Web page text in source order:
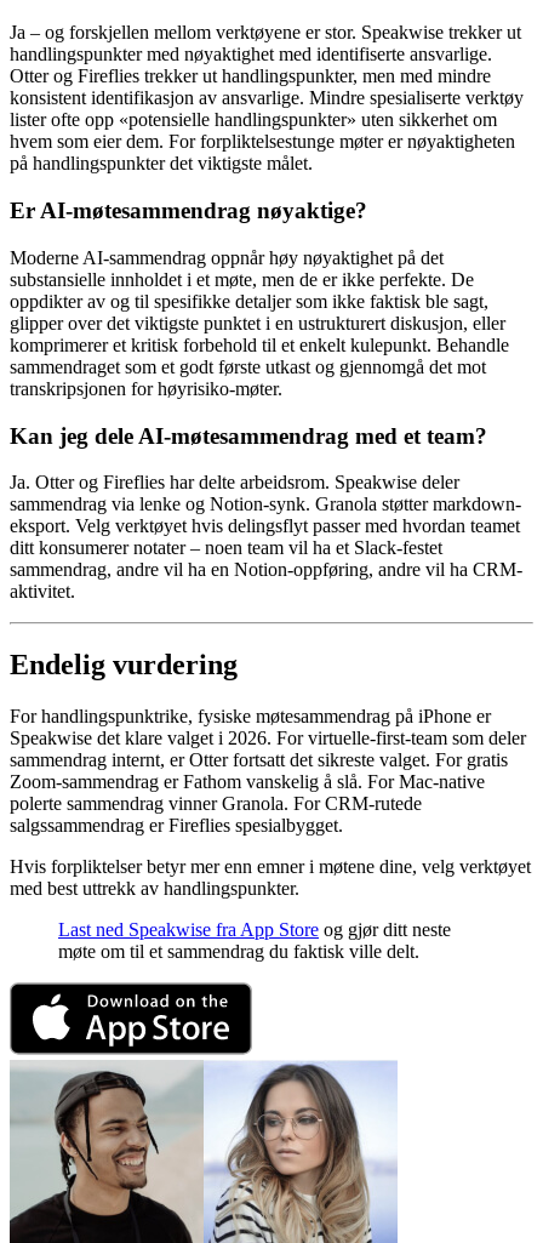
Ja – og forskjellen mellom verktøyene er stor. Speakwise trekker ut
handlingspunkter med nøyaktighet med identifiserte ansvarlige.
Otter og Fireflies trekker ut handlingspunkter, men med mindre
konsistent identifikasjon av ansvarlige. Mindre spesialiserte verktøy
lister ofte opp «potensielle handlingspunkter» uten sikkerhet om
hvem som eier dem. For forpliktelsestunge møter er nøyaktigheten
på handlingspunkter det viktigste målet.
Er AI-møtesammendrag nøyaktige?
Moderne AI-sammendrag oppnår høy nøyaktighet på det
substansielle innholdet i et møte, men de er ikke perfekte. De
oppdikter av og til spesifikke detaljer som ikke faktisk ble sagt,
glipper over det viktigste punktet i en ustrukturert diskusjon, eller
komprimerer et kritisk forbehold til et enkelt kulepunkt. Behandle
sammendraget som et godt første utkast og gjennomgå det mot
transkripsjonen for høyrisiko-møter.
Kan jeg dele AI-møtesammendrag med et team?
Ja. Otter og Fireflies har delte arbeidsrom. Speakwise deler
sammendrag via lenke og Notion-synk. Granola støtter markdown-
eksport. Velg verktøyet hvis delingsflyt passer med hvordan teamet
ditt konsumerer notater – noen team vil ha et Slack-festet
sammendrag, andre vil ha en Notion-oppføring, andre vil ha CRM-
aktivitet.
Endelig vurdering
For handlingspunktrike, fysiske møtesammendrag på iPhone er
Speakwise det klare valget i 2026. For virtuelle-first-team som deler
sammendrag internt, er Otter fortsatt det sikreste valget. For gratis
Zoom-sammendrag er Fathom vanskelig å slå. For Mac-native
polerte sammendrag vinner Granola. For CRM-rutede
salgssammendrag er Fireflies spesialbygget.
Hvis forpliktelser betyr mer enn emner i møtene dine, velg verktøyet
med best uttrekk av handlingspunkter.
Last ned Speakwise fra App Store og gjør ditt neste
møte om til et sammendrag du faktisk ville delt.